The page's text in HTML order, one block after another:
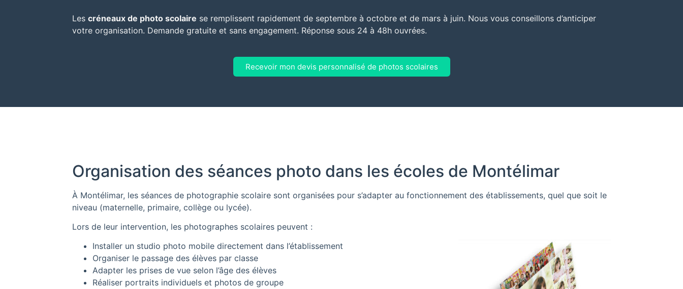
Les créneaux de photo scolaire se remplissent rapidement de septembre à octobre et de mars à juin. Nous vous conseillons d’anticiper
votre organisation. Demande gratuite et sans engagement. Réponse sous 24 à 48h ouvrées.
Recevoir mon devis personnalisé de photos scolaires
Organisation des séances photo dans les écoles de Montélimar
À Montélimar, les séances de photographie scolaire sont organisées pour s’adapter au fonctionnement des établissements, quel que soit le
niveau (maternelle, primaire, collège ou lycée).
Lors de leur intervention, les photographes scolaires peuvent :
Installer un studio photo mobile directement dans l’établissement
Organiser le passage des élèves par classe
Adapter les prises de vue selon l’âge des élèves
Réaliser portraits individuels et photos de groupe